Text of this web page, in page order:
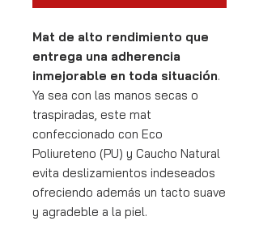
Mat de alto rendimiento que
entrega una adherencia
inmejorable en toda situación.
Ya sea con las manos secas o
traspiradas, este mat
confeccionado con Eco
Poliureteno (PU) y Caucho Natural
evita deslizamientos indeseados
ofreciendo además un tacto suave
y agradeble a la piel.